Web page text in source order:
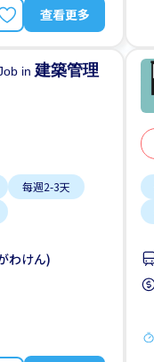
查看更多
in建築管理
每週2-3天
わけん)